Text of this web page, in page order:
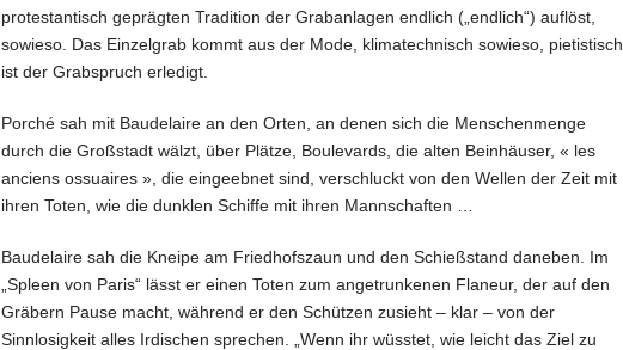
protestantisch geprägten Tradition der Grabanlagen endlich („endlich“) auflöst,
sowieso. Das Einzelgrab kommt aus der Mode, klimatechnisch sowieso, pietistisch
ist der Grabspruch erledigt.
Porché sah mit Baudelaire an den Orten, an denen sich die Menschenmenge
durch die Großstadt wälzt, über Plätze, Boulevards, die alten Beinhäuser, « les
anciens ossuaires », die eingeebnet sind, verschluckt von den Wellen der Zeit mit
ihren Toten, wie die dunklen Schiffe mit ihren Mannschaften …
Baudelaire sah die Kneipe am Friedhofszaun und den Schießstand daneben. Im
„Spleen von Paris“ lässt er einen Toten zum angetrunkenen Flaneur, der auf den
Gräbern Pause macht, während er den Schützen zusieht – klar – von der
Sinnlosigkeit alles Irdischen sprechen. „Wenn ihr wüsstet, wie leicht das Ziel zu